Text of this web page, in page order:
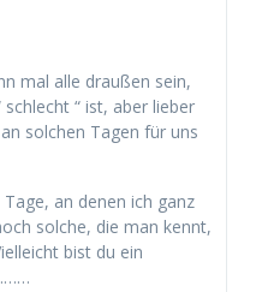
mal alle draußen sein,
“ ist, aber lieber
solchen Tagen für uns
an denen ich ganz
solche, die man kennt,
bist du ein